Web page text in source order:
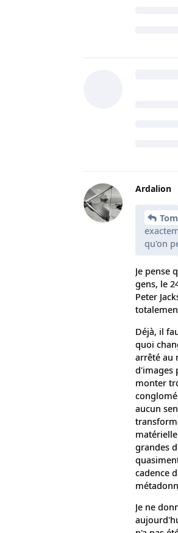
Ardalion
Tom
qu'on
Je pense
gens, le
Peter
Déjà, il
quoi
arrêté au
d'images
monter
aucun
grandes
cadence
Je ne